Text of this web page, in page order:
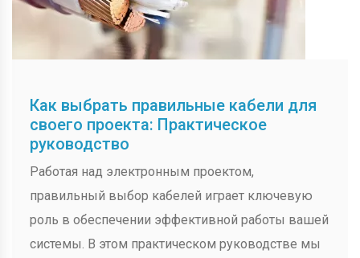
Как выбрать правильные кабели для
своего проекта: Практическое
руководство
Работая над электронным проектом,
правильный выбор кабелей играет ключевую
роль в обеспечении эффективной работы вашей
системы. В этом практическом руководстве мы